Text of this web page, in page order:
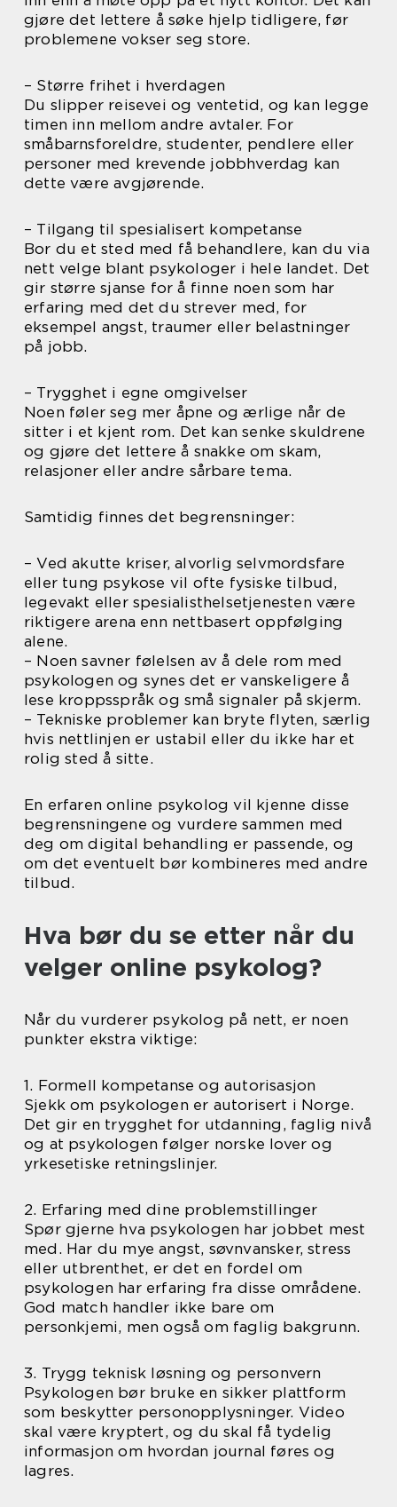
gjøre det lettere å søke hjelp tidligere, før
problemene vokser seg store.
– Større frihet i hverdagen
Du slipper reisevei og ventetid, og kan legge
timen inn mellom andre avtaler. For
småbarnsforeldre, studenter, pendlere eller
personer med krevende jobbhverdag kan
dette være avgjørende.
– Tilgang til spesialisert kompetanse
Bor du et sted med få behandlere, kan du via
nett velge blant psykologer i hele landet. Det
gir større sjanse for å finne noen som har
erfaring med det du strever med, for
eksempel angst, traumer eller belastninger
på jobb.
– Trygghet i egne omgivelser
Noen føler seg mer åpne og ærlige når de
sitter i et kjent rom. Det kan senke skuldrene
og gjøre det lettere å snakke om skam,
relasjoner eller andre sårbare tema.
Samtidig finnes det begrensninger:
– Ved akutte kriser, alvorlig selvmordsfare
eller tung psykose vil ofte fysiske tilbud,
legevakt eller spesialisthelsetjenesten være
riktigere arena enn nettbasert oppfølging
alene.
– Noen savner følelsen av å dele rom med
psykologen og synes det er vanskeligere å
lese kroppsspråk og små signaler på skjerm.
– Tekniske problemer kan bryte flyten, særlig
hvis nettlinjen er ustabil eller du ikke har et
rolig sted å sitte.
En erfaren online psykolog vil kjenne disse
begrensningene og vurdere sammen med
deg om digital behandling er passende, og
om det eventuelt bør kombineres med andre
tilbud.
Hva bør du se etter når du
velger online psykolog?
Når du vurderer psykolog på nett, er noen
punkter ekstra viktige:
1. Formell kompetanse og autorisasjon
Sjekk om psykologen er autorisert i Norge.
Det gir en trygghet for utdanning, faglig nivå
og at psykologen følger norske lover og
yrkesetiske retningslinjer.
2. Erfaring med dine problemstillinger
Spør gjerne hva psykologen har jobbet mest
med. Har du mye angst, søvnvansker, stress
eller utbrenthet, er det en fordel om
psykologen har erfaring fra disse områdene.
God match handler ikke bare om
personkjemi, men også om faglig bakgrunn.
3. Trygg teknisk løsning og personvern
Psykologen bør bruke en sikker plattform
som beskytter personopplysninger. Video
skal være kryptert, og du skal få tydelig
informasjon om hvordan journal føres og
lagres.